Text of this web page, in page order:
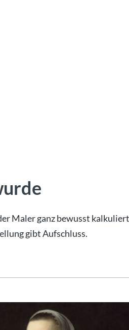
Maler ganz bewusst kalkuliert
gibt Aufschluss.